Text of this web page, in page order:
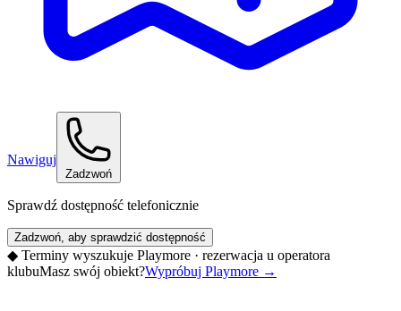
Nawiguj
Zadzwoń
Sprawdź dostępność telefonicznie
Zadzwoń, aby sprawdzić dostępność
◆ Terminy wyszukuje Playmore · rezerwacja u operatora
klubuMasz swój obiekt?Wypróbuj Playmore →